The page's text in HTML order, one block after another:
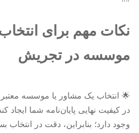
نکات مهم برای
موسسه در تجریش
🌟 انتخاب یک مشاور یا موسسه
در کیفیت نهایی پایان‌نامه شما ایجاد
وجود دارد؛ بنابراین، دقت در انتخاب